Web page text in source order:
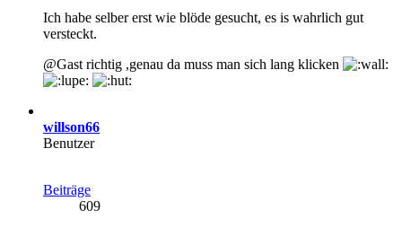
Ich habe selber erst wie blöde gesucht, es is wahrlich gut
versteckt.
@Gast richtig ,genau da muss man sich lang klicken
willson66
Benutzer
Beiträge
609